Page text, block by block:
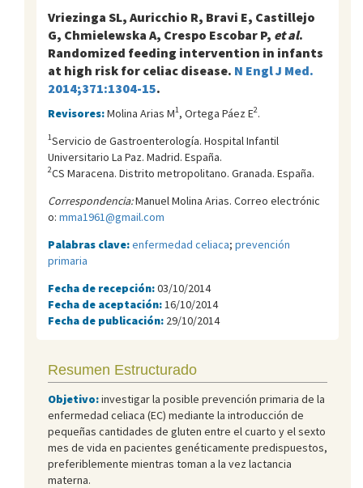
Vriezinga SL, Auricchio R, Bravi E, Castillejo
G, Chmielewska A, Crespo Escobar P, et al.
Randomized feeding intervention in infants
at high risk for celiac disease. N Engl J Med.
2014;371:1304-15.
Revisores:Molina Arias M1, Ortega Páez E2.
1Servicio de Gastroenterología. Hospital Infantil
Universitario La Paz. Madrid. España.
2CS Maracena. Distrito metropolitano. Granada. España.
Correspondencia:Manuel Molina Arias. Correo electrónic
o: mma1961@gmail.com
Palabras clave:enfermedad celiaca; prevención
primaria
Fecha de recepción:03/10/2014
Fecha de aceptación: 16/10/2014
Fecha de publicación: 29/10/2014
Resumen Estructurado
Objetivo:investigar la posible prevención primaria de la
enfermedad celiaca (EC) mediante la introducción de
pequeñas cantidades de gluten entre el cuarto y el sexto
mes de vida en pacientes genéticamente predispuestos,
preferiblemente mientras toman a la vez lactancia
materna.